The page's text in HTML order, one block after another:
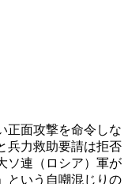
正面攻撃を命令しな
兵力救助要請は拒否
ソ連（ロシア）軍が
という自嘲混じりの